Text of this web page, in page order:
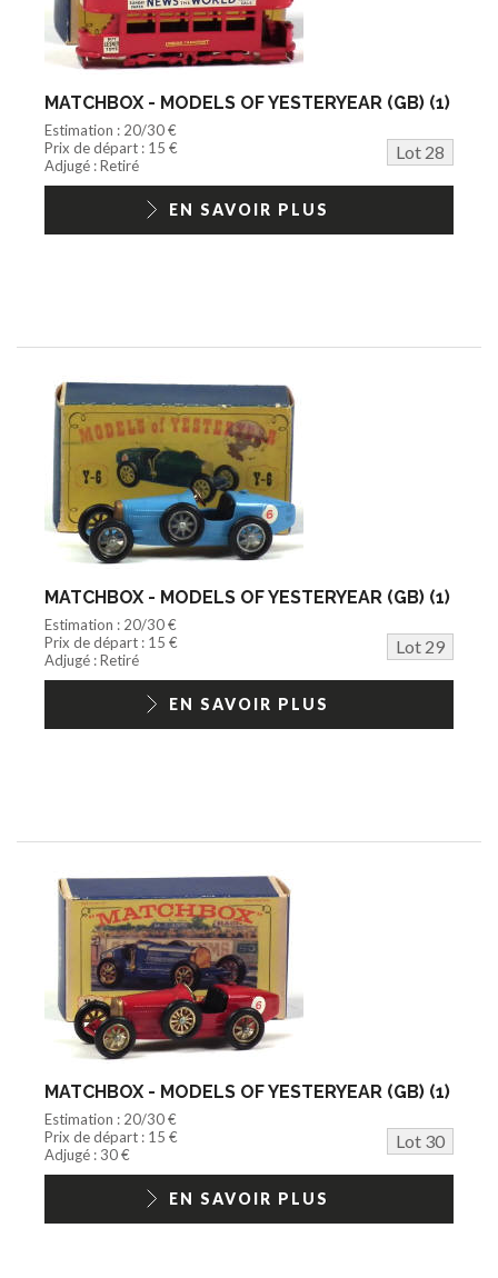
MATCHBOX - MODELS OF YESTERYEAR (GB) (1)
Estimation : 20/30 €
Prix de départ : 15 €
Lot 28
Adjugé : Retiré
EN SAVOIR PLUS
MATCHBOX - MODELS OF YESTERYEAR (GB) (1)
Estimation : 20/30 €
Prix de départ : 15 €
Lot 29
Adjugé : Retiré
EN SAVOIR PLUS
MATCHBOX - MODELS OF YESTERYEAR (GB) (1)
Estimation : 20/30 €
Prix de départ : 15 €
Lot 30
Adjugé : 30 €
EN SAVOIR PLUS